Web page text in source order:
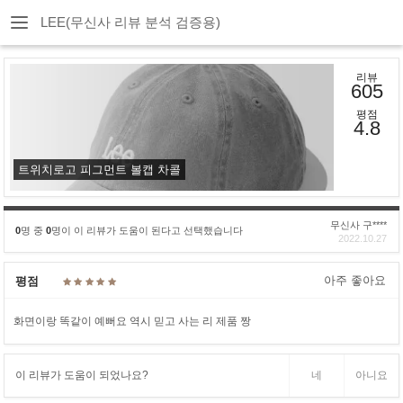
LEE(무신사 리뷰 분석 검증용)
트위치로고 피그먼트 볼캡 차콜
리뷰
605
평점
4.8
0명 중 0명이 이 리뷰가 도움이 된다고 선택했습니다
무신사 구****
2022.10.27
평점 아주 좋아요
화면이랑 똑같이 예뻐요 역시 믿고 사는 리 제품 짱
이 리뷰가 도움이 되었나요? 네 아니요